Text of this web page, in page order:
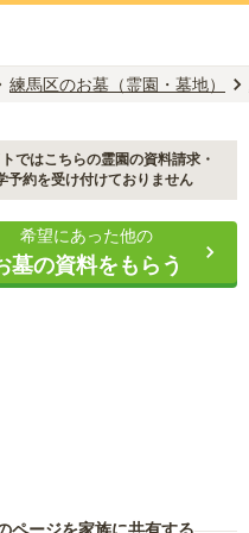
練馬区のお墓（霊園・墓地）
ではこちらの霊園の資料請求・
予約を受け付けておりません
希望にあった他の
墓の資料をもらう